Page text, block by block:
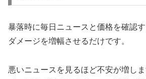
暴落時に毎日ニュースと価格を確認
ダメージを増幅させるだけです。
悪いニュースを見るほど不安が増し